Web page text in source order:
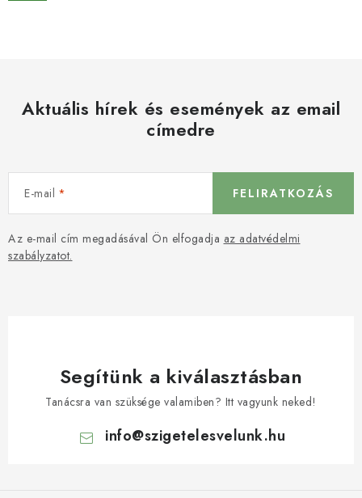
Aktuális hírek és események az email
címedre
E-mail
Az e-mail cím megadásával Ön elfogadja az adatvédelmi
szabályzatot.
FELIRATKOZÁS
Segítünk a kiválasztásban
Tanácsra van szüksége valamiben? Itt vagyunk neked!
info@szigetelesvelunk.hu